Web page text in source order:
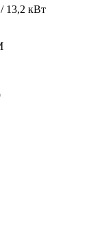
13,2 кВт